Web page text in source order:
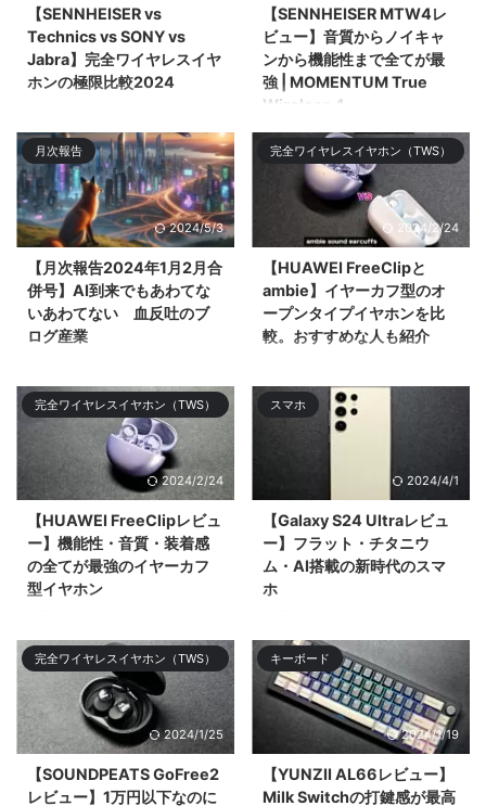
【SENNHEISER vs
Technics vs SONY vs
Jabra】完全ワイヤレスイヤ
ホンの極限比較2024
完全ワイヤレスイヤホン
「SENNHEISER MOMENTUM
True Wireless 4」「SONY WF-
1000XM5 ...
【SENNHEISER MTW4レ
ビュー】音質からノイキャ
ンから機能性まで全てが最
強 | MOMENTUM True
Wireless 4
今回は2024年のNo.1候補である
フラグシップ完全ワイヤレスイヤ
ホン「SENNHEISER
MOMENTUM Tru ...
月次報告
2024/5/3
【月次報告2024年1月2月合
併号】AI到来でもあわてな
いあわてない 血反吐のブ
ログ産業
次報告を合算して振り返りや感じ
たことをツ& ...
完全ワイヤレスイヤホン（TWS）
2024/2/24
【HUAWEI FreeClipと
ambie】イヤーカフ型のオ
ープンタイプイヤホンを比
較。おすすめな人も紹介
「ambie AM-TW01」と2024年
登場の「HUAWEI FreeClip」を比
較してどち ...
完全ワイヤレスイヤホン（TWS）
2024/2/24
【HUAWEI FreeClipレビュ
ー】機能性・音質・装着感
の全てが最強のイヤーカフ
型イヤホン
11,749%の超絶大成功を記録した
オープンタイプ（&# ...
スマホ
2024/4/1
【Galaxy S24 Ultraレビュ
ー】フラット・チタニウ
ム・AI搭載の新時代のスマ
ホ
スマホ「Galaxy S24 Ultra」をレ
ビューする。大まかなデザ ...
完全ワイヤレスイヤホン（TWS）
2024/1/25
【SOUNDPEATS GoFree2
レビュー】1万円以下なのに
キーボード
2024/1/19
【YUNZII AL66レビュー】
Milk Switchの打鍵感が最高